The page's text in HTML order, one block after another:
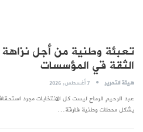
تعبئة وطنية من أجل نزاهة
الثقة قي المؤسسات
هيئة التحرير 7 أغسطس, 2026
عبد الرحيم الرماح ليست كل الانتخابات مجرد
يشكل محطات وطنية فارقة…